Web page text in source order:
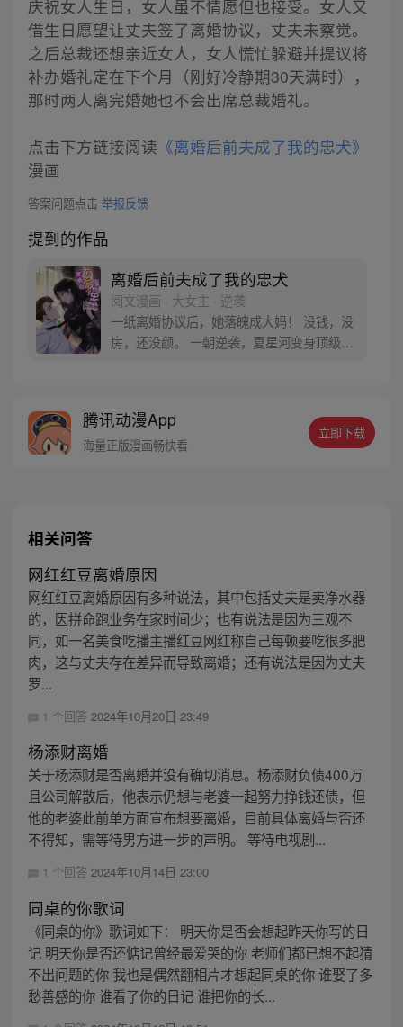
庆祝女人生日，女人虽不情愿但也接受。女人又
借生日愿望让丈夫签了离婚协议，丈夫未察觉。
之后总裁还想亲近女人，女人慌忙躲避并提议将
补办婚礼定在下个月（刚好冷静期30天满时），
那时两人离完婚她也不会出席总裁婚礼。
点击下方链接阅读 《离婚后前夫成了我的忠犬》
漫画
答案问题点击 举报反馈
提到的作品
离婚后前夫成了我的忠犬
阅文漫画 · 大女主 · 逆袭
一纸离婚协议后，她落魄成大妈！ 没钱，没
房，还没颜。 一朝逆袭，夏星河变身顶级黑
腾讯动漫App
海量正版漫画畅快看
立即下载
相关问答
网红红豆离婚原因
网红红豆离婚原因有多种说法，其中包括丈夫是卖净水器
的，因拼命跑业务在家时间少；也有说法是因为三观不
同，如一名美食吃播主播红豆网红称自己每顿要吃很多肥
肉，这与丈夫存在差异而导致离婚；还有说法是因为丈夫
罗...
1 个回答 2024年10月20日 23:49
杨添财离婚
关于杨添财是否离婚并没有确切消息。杨添财负债400万
且公司解散后，他表示仍想与老婆一起努力挣钱还债，但
他的老婆此前单方面宣布想要离婚，目前具体离婚与否还
不得知，需等待男方进一步的声明。 等待电视剧...
1 个回答 2024年10月14日 23:00
同桌的你歌词
《同桌的你》歌词如下： 明天你是否会想起昨天你写的日
记 明天你是否还惦记曾经最爱哭的你 老师们都已想不起猜
不出问题的你 我也是偶然翻相片才想起同桌的你 谁娶了多
愁善感的你 谁看了你的日记 谁把你的长...